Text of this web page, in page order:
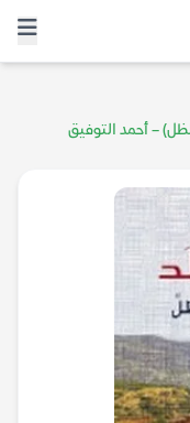
– أحمد التوفيق